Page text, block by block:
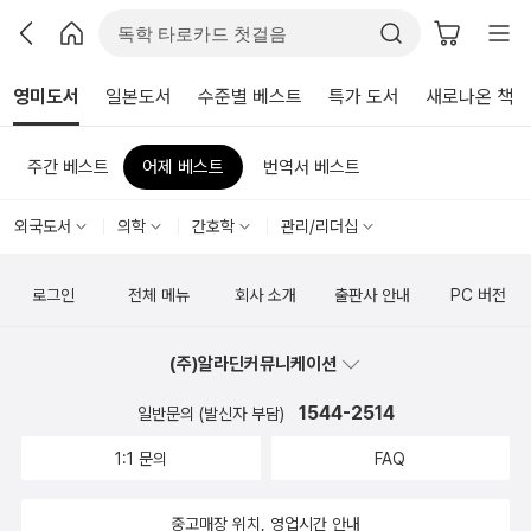
영미도서 일본도서 수준별 베스트 특가 도서 새로나온 책
주간 베스트 어제 베스트 번역서 베스트
외국도서 의학 간호학 관리/리더십
로그인 전체 메뉴 회사 소개 출판사 안내 PC 버전
(주)알라딘커뮤니케이션
일반문의 (발신자 부담) 1544-2514
1:1 문의 FAQ
중고매장 위치, 영업시간 안내